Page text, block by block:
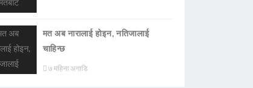
मत अब नारालाई होइन, नतिजालाई
चाहिन्छ
७ महिना अगाडि